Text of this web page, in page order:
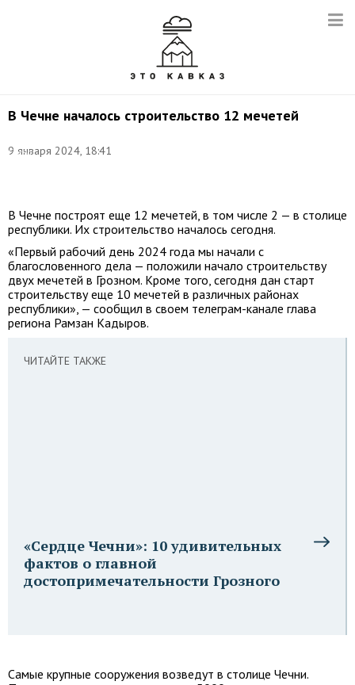
В Чечне началось строительство 12 мечетей
9 января 2024, 18:41
Елена
В Чечне построят еще 12 мечетей, в том числе 2 — в столице
республики. Их строительство началось сегодня.
«Первый рабочий день 2024 года мы начали с
благословенного дела — положили начало строительству
двух мечетей в Грозном. Кроме того, сегодня дан старт
строительству еще 10 мечетей в различных районах
республики», — сообщил в своем телеграм-канале глава
региона Рамзан Кадыров.
ЧИТАЙТЕ ТАКЖЕ
«Сердце Чечни»: 10 удивительных
фактов о главной
достопримечательности Грозного
Самые крупные сооружения возведут в столице Чечни.